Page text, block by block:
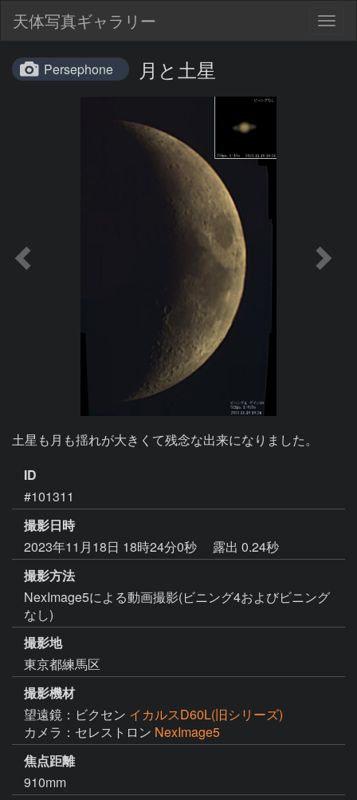
天体写真ギャラリー
Persephone 月と土星
土星も月も揺れが大きくて残念な出来になりました。
ID
#101311
撮影日時
2023年11月18日 18時24分0秒
露出 0.24秒
撮影方法
NexImage5による動画撮影(ビニング4およびビニング
なし)
撮影地
東京都練馬区
撮影機材
望遠鏡：ビクセン イカルスD60L(旧シリーズ)
カメラ：セレストロン NexImage5
焦点距離
910mm